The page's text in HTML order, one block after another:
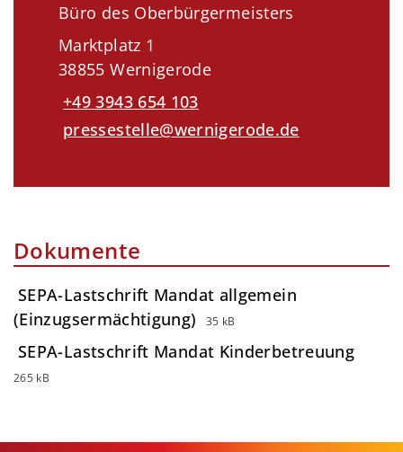
Büro des Oberbürgermeisters
Marktplatz 1
38855 Wernigerode
+49 3943 654 103
pressestelle@wernigerode.de
Dokumente
SEPA-Lastschrift Mandat allgemein
(Einzugsermächtigung)
35 kB
SEPA-Lastschrift Mandat Kinderbetreuung
265 kB